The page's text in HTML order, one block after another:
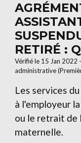
RETIRÉ :
Vérifié le 15 Jan 2022
administrative
Les services
à l'employeur
ou le retrait de
maternelle.